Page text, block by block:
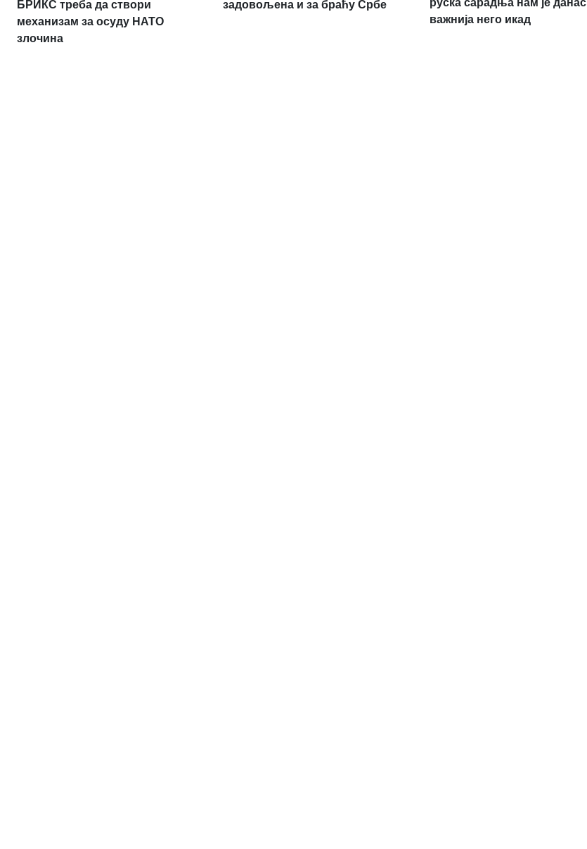
БРИКС треба да створи
механизам за осуду НАТО
злочина
задовољена и за браћу Србе
руска сарадња нам је данас
важнија него икад